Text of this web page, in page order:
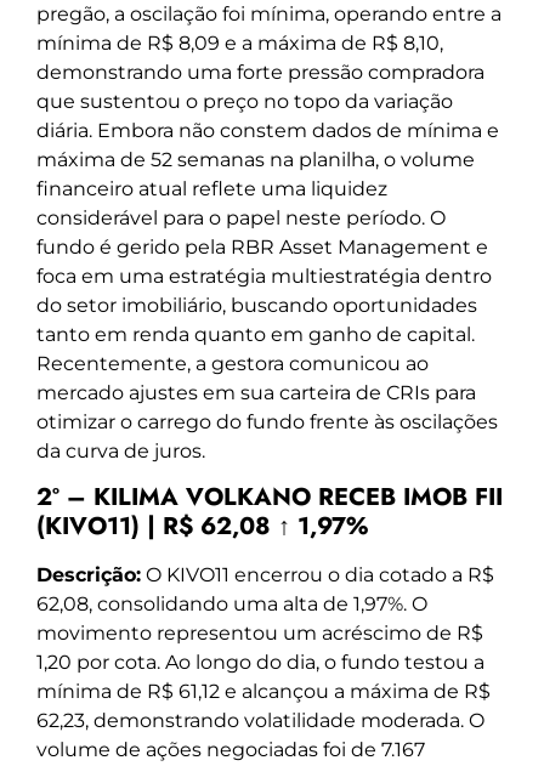
pregão, a oscilação foi mínima, operando entre a
mínima de R$ 8,09 e a máxima de R$ 8,10,
demonstrando uma forte pressão compradora
que sustentou o preço no topo da variação
diária. Embora não constem dados de mínima e
máxima de 52 semanas na planilha, o volume
financeiro atual reflete uma liquidez
considerável para o papel neste período. O
fundo é gerido pela RBR Asset Management e
foca em uma estratégia multiestratégia dentro
do setor imobiliário, buscando oportunidades
tanto em renda quanto em ganho de capital.
Recentemente, a gestora comunicou ao
mercado ajustes em sua carteira de CRIs para
otimizar o carrego do fundo frente às oscilações
da curva de juros.
2º – KILIMA VOLKANO RECEB IMOB FII
(KIVO11) | R$ 62,08 ↑ 1,97%
Descrição: O KIVO11 encerrou o dia cotado a R$
62,08, consolidando uma alta de 1,97%. O
movimento representou um acréscimo de R$
1,20 por cota. Ao longo do dia, o fundo testou a
mínima de R$ 61,12 e alcançou a máxima de R$
62,23, demonstrando volatilidade moderada. O
volume de ações negociadas foi de 7.167